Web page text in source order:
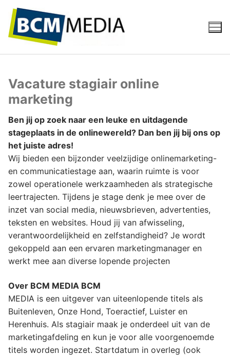
naar
de
Vacature stagiair online
marketing
Ben jij op zoek naar een leuke en uitdagende
stageplaats in de onlinewereld? Dan ben jij bij ons op
het juiste adres!
Wij bieden een bijzonder veelzijdige onlinemarketing-
en communicatiestage aan, waarin ruimte is voor
zowel operationele werkzaamheden als strategische
leertrajecten. Tijdens je stage denk je mee over de
inzet van social media, nieuwsbrieven, advertenties,
teksten en websites. Houd jij van afwisseling,
verantwoordelijkheid en zelfstandigheid? Je wordt
gekoppeld aan een ervaren marketingmanager en
werkt mee aan diverse lopende projecten
Over BCM MEDIA BCM
MEDIA is een uitgever van uiteenlopende titels als
Buitenleven, Onze Hond, Toeractief, Luister en
Herenhuis. Als stagiair maak je onderdeel uit van de
marketingafdeling en kun je voor alle voorgenoemde
titels worden ingezet. Startdatum in overleg (ook